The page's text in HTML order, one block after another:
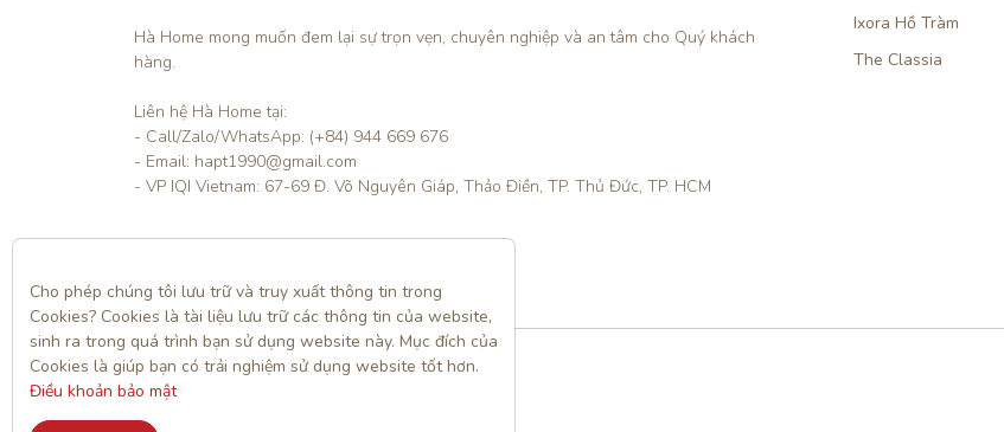
Hà Home mong muốn đem lại sự trọn vẹn, chuyên nghiệp và an tâm cho Quý khách
hàng.
Liên hệ Hà Home tại:
- Call/Zalo/WhatsApp: (+84) 944 669 676
- Email: hapt1990@gmail.com
- VP IQI Vietnam: 67-69 Đ. Võ Nguyên Giáp, Thảo Điền, TP. Thủ Đức, TP. HCM
Ixora Hồ Tràm
The Classia
Cho phép chúng tôi lưu trữ và truy xuất thông tin trong
Cookies? Cookies là tài liệu lưu trữ các thông tin của website,
sinh ra trong quá trình bạn sử dụng website này. Mục đích của
Điều khoản bảo mật